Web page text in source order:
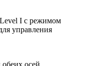
I с режимом
управления
осей